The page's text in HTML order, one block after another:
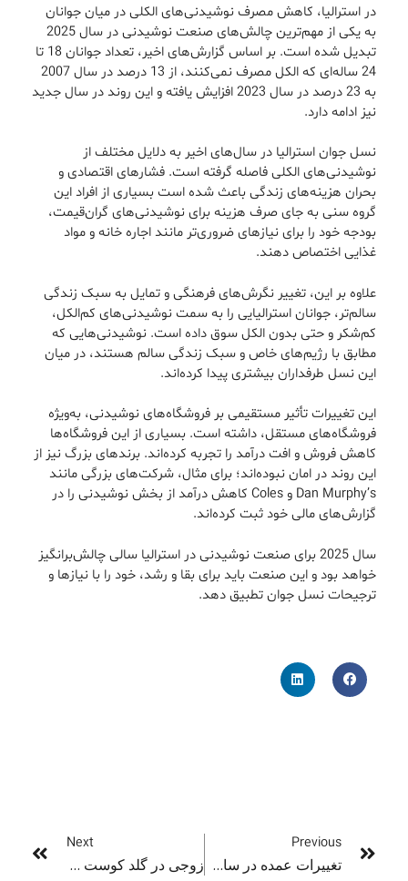
در استرالیا، کاهش مصرف نوشیدنی‌های الکلی در میان جوانان
به یکی از مهم‌ترین چالش‌های صنعت نوشیدنی در سال 2025
تبدیل شده است. بر اساس گزارش‌های اخیر، تعداد جوانان 18 تا
24 ساله‌ای که الکل مصرف نمی‌کنند، از 13 درصد در سال 2007
به 23 درصد در سال 2023 افزایش یافته و این روند در سال جدید
نیز ادامه دارد.
نسل جوان استرالیا در سال‌های اخیر به دلایل مختلف از
نوشیدنی‌های الکلی فاصله گرفته است. فشارهای اقتصادی و
بحران هزینه‌های زندگی باعث شده است بسیاری از افراد این
گروه سنی به جای صرف هزینه برای نوشیدنی‌های گران‌قیمت،
بودجه خود را برای نیازهای ضروری‌تر مانند اجاره خانه و مواد
غذایی اختصاص دهند.
علاوه بر این، تغییر نگرش‌های فرهنگی و تمایل به سبک زندگی
سالم‌تر، جوانان استرالیایی را به سمت نوشیدنی‌های کم‌الکل،
کم‌شکر و حتی بدون الکل سوق داده است. نوشیدنی‌هایی که
مطابق با رژیم‌های خاص و سبک زندگی سالم هستند، در میان
این نسل طرفداران بیشتری پیدا کرده‌اند.
این تغییرات تأثیر مستقیمی بر فروشگاه‌های نوشیدنی، به‌ویژه
فروشگاه‌های مستقل، داشته است. بسیاری از این فروشگاه‌ها
کاهش فروش و افت درآمد را تجربه کرده‌اند. برندهای بزرگ نیز از
این روند در امان نبوده‌اند؛ برای مثال، شرکت‌های بزرگی مانند
Dan Murphy’s و Coles کاهش درآمد از بخش نوشیدنی را در
گزارش‌های مالی خود ثبت کرده‌اند.
سال 2025 برای صنعت نوشیدنی در استرالیا سالی چالش‌برانگیز
خواهد بود و این صنعت باید برای بقا و رشد، خود را با نیازها و
ترجیحات نسل جوان تطبیق دهد.
Previous
تغییرات عمده در ساعات تماس Medicare در سال 2025
Next
زوجی در گلد کوست استرالیا 250,000 دلار در کلاهبرداری فیشینگ از دست دادند